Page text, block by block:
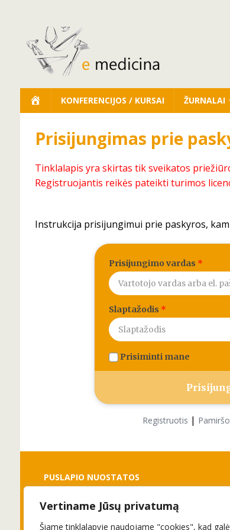
Vertiname Jūsų privatumą
Šiame tinklalapyje naudojame "cookies", kad
KONFERENCIJOS / KURSAI ŽURNALAI
Prisijungimas prie
Tinklalapis yra skirtas tik sveikatos
Registruojantis reikės pateikti turimos
Instrukcija prisijungimui prie paskyros,
Prisijungimo vardas *
Slaptažodis *
Prisiminti mane
Registruotis |
PUSLAPIO NUOSTATOS
Slapukai
Privatumo politika